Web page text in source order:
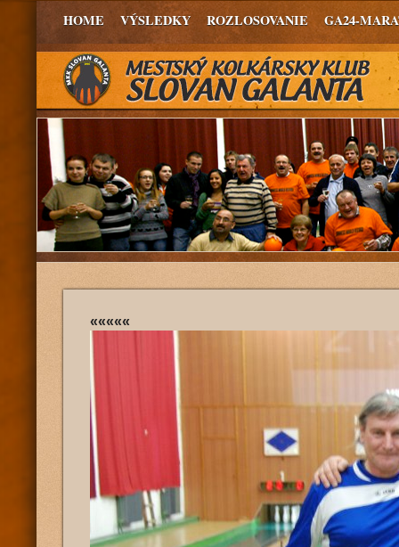
HOME VÝSLEDKY ROZLOSOVANIE GA24-
«««««